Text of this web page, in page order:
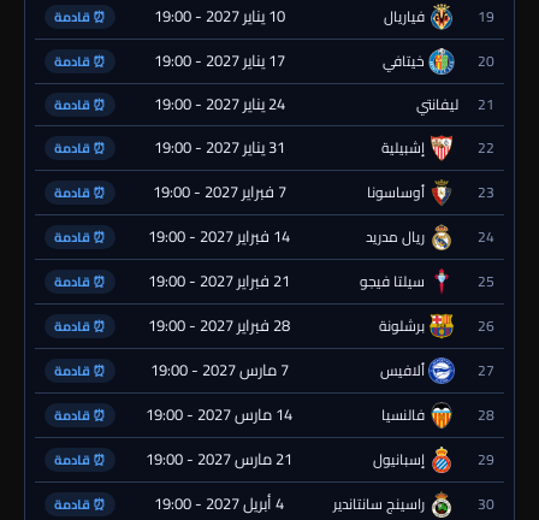
19 فياريال 10 يناير 2027 - 19:00 ⏰ قادمة
20 خيتافي 17 يناير 2027 - 19:00 ⏰ قادمة
21 ليفانتي 24 يناير 2027 - 19:00 ⏰ قادمة
22 إشبيلية 31 يناير 2027 - 19:00 ⏰ قادمة
23 أوساسونا 7 فبراير 2027 - 19:00 ⏰ قادمة
24 ريال مدريد 14 فبراير 2027 - 19:00 ⏰ قادمة
25 سيلتا فيجو 21 فبراير 2027 - 19:00 ⏰ قادمة
26 برشلونة 28 فبراير 2027 - 19:00 ⏰ قادمة
27 ألافيس 7 مارس 2027 - 19:00 ⏰ قادمة
28 فالنسيا 14 مارس 2027 - 19:00 ⏰ قادمة
29 إسبانيول 21 مارس 2027 - 19:00 ⏰ قادمة
30 راسينج سانتاندير 4 أبريل 2027 - 19:00 ⏰ قادمة